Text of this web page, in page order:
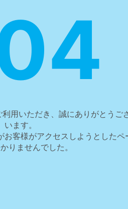
用いただき、誠にありがとうご
います。
お客様がアクセスしようとしたペ
りませんでした。